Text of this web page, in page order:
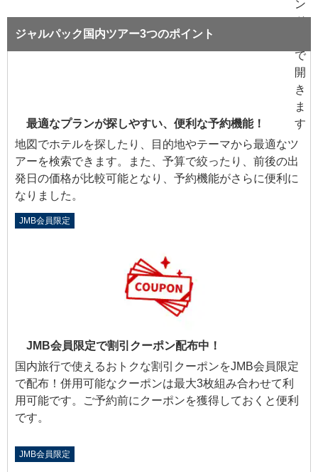
ジャルパック国内ツアー3つのポイント
最適なプランが探しやすい、便利な予約機能！
地図でホテルを探したり、目的地やテーマから最適なツ
アーを検索できます。また、予算で絞ったり、前後の出
発日の価格が比較可能となり、予約機能がさらに便利に
なりました。
JMB会員限定
JMB会員限定で割引クーポン配布中！
国内旅行で使えるおトクな割引クーポンをJMB会員限定
で配布！併用可能なクーポンは最大3枚組み合わせて利
用可能です。ご予約前にクーポンを獲得しておくと便利
です。
JMB会員限定